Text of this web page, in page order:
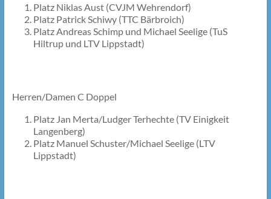
Platz Niklas Aust (CVJM Wehrendorf)
Platz Patrick Schiwy (TTC Bärbroich)
Platz Andreas Schimp und Michael Seelige (TuS
Hiltrup und LTV Lippstadt)
Herren/Damen C Doppel
Platz Jan Merta/Ludger Terhechte (TV Einigkeit
Langenberg)
Platz Manuel Schuster/Michael Seelige (LTV
Lippstadt)